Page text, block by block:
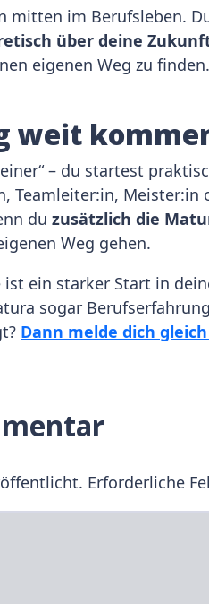
mitten im Berufsleben.
über deine
eigenen Weg zu finden.
weit
– du startest
Teamleiter:in,
du zusätzlich die
Weg gehen.
ist ein starker Start in
sogar
Dann melde dich
Erforderliche